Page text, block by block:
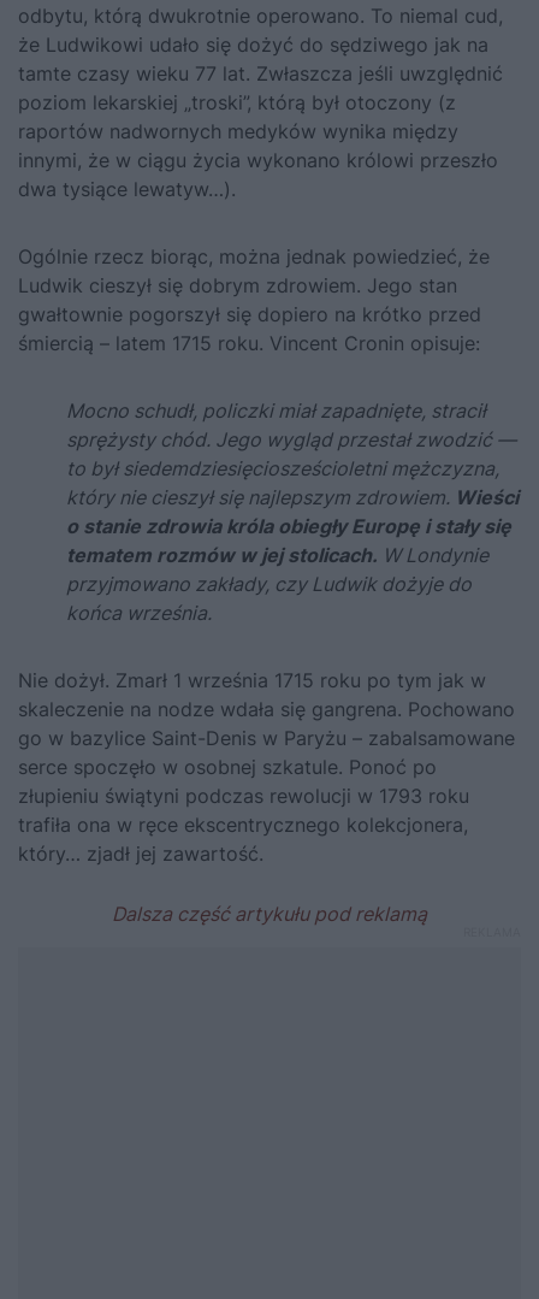
odbytu, którą dwukrotnie operowano. To niemal cud,
że Ludwikowi udało się dożyć do sędziwego jak na
tamte czasy wieku 77 lat. Zwłaszcza jeśli uwzględnić
poziom lekarskiej „troski”, którą był otoczony (z
raportów nadwornych medyków wynika między
innymi, że w ciągu życia wykonano królowi przeszło
dwa tysiące lewatyw…).
Ogólnie rzecz biorąc, można jednak powiedzieć, że
Ludwik cieszył się dobrym zdrowiem. Jego stan
gwałtownie pogorszył się dopiero na krótko przed
śmiercią – latem 1715 roku. Vincent Cronin opisuje:
Mocno schudł, policzki miał zapadnięte, stracił
sprężysty chód. Jego wygląd przestał zwodzić —
to był siedemdziesięciosześcioletni mężczyzna,
który nie cieszył się najlepszym zdrowiem. Wieści
o stanie zdrowia króla obiegły Europę i stały się
tematem rozmów w jej stolicach. W Londynie
przyjmowano zakłady, czy Ludwik dożyje do
końca września.
Nie dożył. Zmarł 1 września 1715 roku po tym jak w
skaleczenie na nodze wdała się gangrena. Pochowano
go w bazylice Saint-Denis w Paryżu – zabalsamowane
serce spoczęło w osobnej szkatule. Ponoć po
złupieniu świątyni podczas rewolucji w 1793 roku
trafiła ona w ręce ekscentrycznego kolekcjonera,
który… zjadł jej zawartość.